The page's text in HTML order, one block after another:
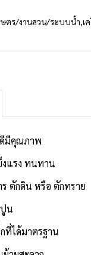
ตร/งานสวน/ระบบน้ำ,เ
ดีมีคุณภาพ
แรง ทนทาน
ร ตักดิน หรือ ตักทราย
น
ที่ได้มาตรฐาน